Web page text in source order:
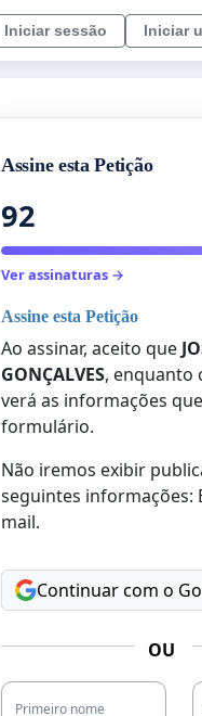
Iniciar sessão Iniciar
Assine esta Petição
92
Ver assinaturas →
Assine esta Petição
Ao assinar, aceito que
GONÇALVES, enquanto
verá as informações
formulário.
Não iremos exibir
seguintes informações:
mail.
Continuar com o
OU
Primeiro nome